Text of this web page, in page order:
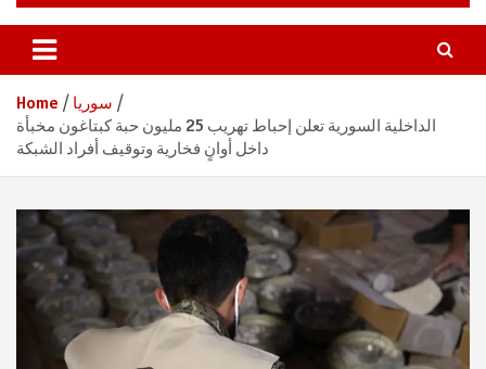
Home
سوريا
الداخلية السورية تعلن إحباط تهريب 25 مليون حبة كبتاغون مخبأة
داخل أوانٍ فخارية وتوقيف أفراد الشبكة